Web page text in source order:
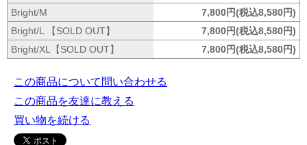
Bright/M
7,800円(税込8,580円)
Bright/L 【SOLD OUT】
7,800円(税込8,580円)
Bright/XL【SOLD OUT】
7,800円(税込8,580円)
この商品について問い合わせる
この商品を友達に教える
買い物を続ける